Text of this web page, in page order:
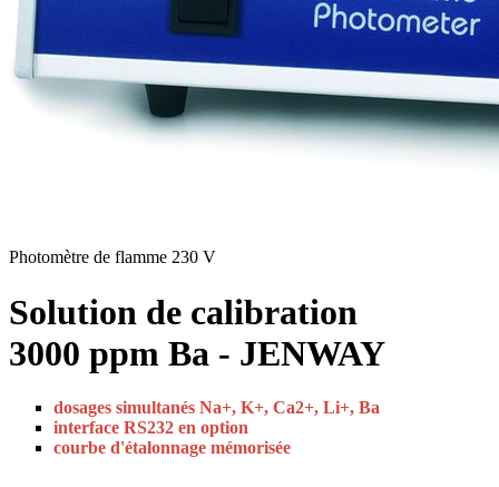
Photomètre de flamme 230 V
Solution de calibration
3000 ppm Ba - JENWAY
dosages simultanés Na+, K+, Ca2+, Li+, Ba
interface RS232 en option
courbe d'étalonnage mémorisée